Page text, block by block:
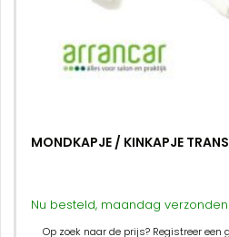
MONDKAPJE / KINKAPJE
Nu besteld, maandag verzonden
Op zoek naar de prijs? Registreer